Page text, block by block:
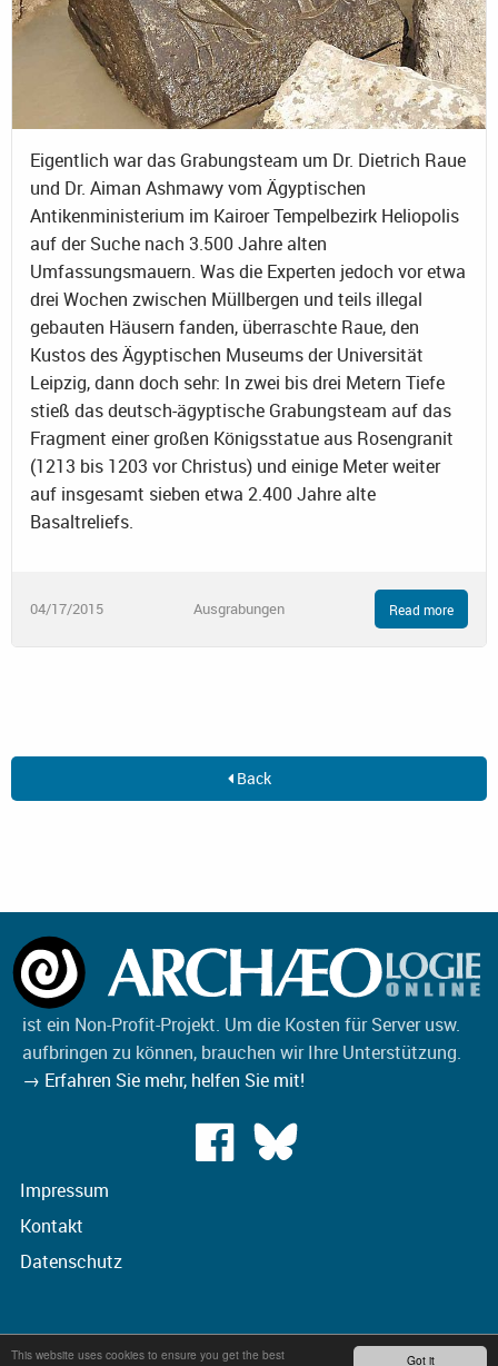
Got it
This website uses cookies to ensure you get the best
Eigentlich war das Grabungsteam um Dr. Dietrich Raue
und Dr. Aiman Ashmawy vom Ägyptischen
Antikenministerium im Kairoer Tempelbezirk Heliopolis
auf der Suche nach 3.500 Jahre alten
Umfassungsmauern. Was die Experten jedoch vor etwa
drei Wochen zwischen Müllbergen und teils illegal
gebauten Häusern fanden, überraschte Raue, den
Kustos des Ägyptischen Museums der Universität
Leipzig, dann doch sehr: In zwei bis drei Metern Tiefe
stieß das deutsch-ägyptische Grabungsteam auf das
Fragment einer großen Königsstatue aus Rosengranit
(1213 bis 1203 vor Christus) und einige Meter weiter
auf insgesamt sieben etwa 2.400 Jahre alte
Basaltreliefs.
04/17/2015 Ausgrabungen Read more
Back
ist ein Non-Profit-Projekt. Um die Kosten für Server usw.
aufbringen zu können, brauchen wir Ihre Unterstützung.
→ Erfahren Sie mehr, helfen Sie mit!
Impressum
Kontakt
Datenschutz